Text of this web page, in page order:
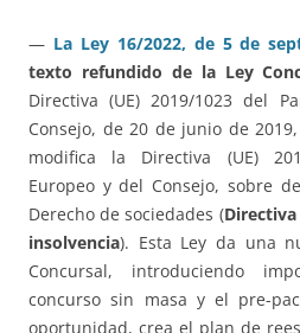
— La Ley 16/2022, de 5 de
texto refundido de la Ley
Directiva (UE) 2019/1023 del
Consejo, de 20 de junio de
modifica la Directiva (UE)
Europeo y del Consejo, sobre
Derecho de sociedades (
insolvencia). Esta Ley da una
Concursal, introduciendo
concurso sin masa y el pre-
oportunidad, crea el plan de